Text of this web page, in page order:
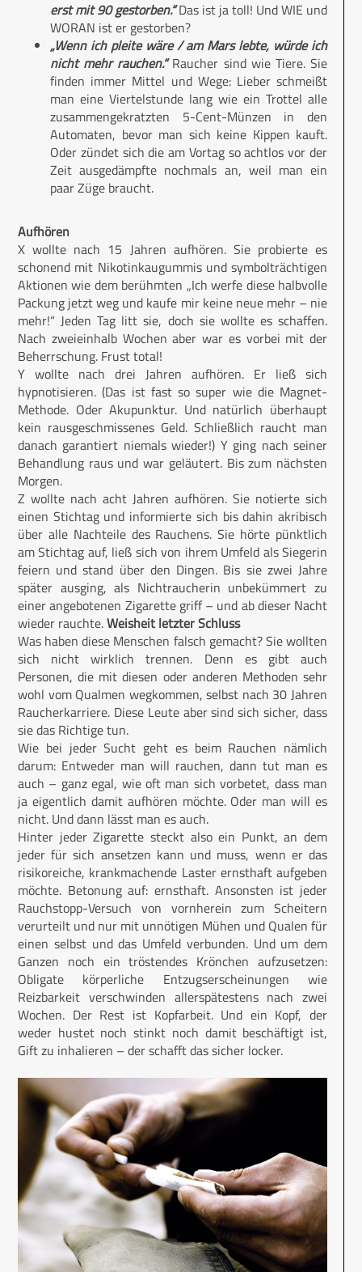
erst mit 90 gestorben.“Das ist ja toll! Und WIE und
WORAN ist er gestorben?
„Wenn ich pleite wäre / am Mars lebte, würde ich
nicht mehr rauchen.“Raucher sind wie Tiere. Sie
finden immer Mittel und Wege: Lieber schmeißt
man eine Viertelstunde lang wie ein Trottel alle
zusammengekratzten 5-Cent-Münzen in den
Automaten, bevor man sich keine Kippen kauft.
Oder zündet sich die am Vortag so achtlos vor der
Zeit ausgedämpfte nochmals an, weil man ein
paar Züge braucht.
Aufhören
X wollte nach 15 Jahren aufhören. Sie probierte es
schonend mit Nikotinkaugummis und symbolträchtigen
Aktionen wie dem berühmten „Ich werfe diese halbvolle
Packung jetzt weg und kaufe mir keine neue mehr – nie
mehr!“ Jeden Tag litt sie, doch sie wollte es schaffen.
Nach zweieinhalb Wochen aber war es vorbei mit der
Beherrschung. Frust total!
Y wollte nach drei Jahren aufhören. Er ließ sich
hypnotisieren. (Das ist fast so super wie die Magnet-
Methode. Oder Akupunktur. Und natürlich überhaupt
kein rausgeschmissenes Geld. Schließlich raucht man
danach garantiert niemals wieder!) Y ging nach seiner
Behandlung raus und war geläutert. Bis zum nächsten
Morgen.
Z wollte nach acht Jahren aufhören. Sie notierte sich
einen Stichtag und informierte sich bis dahin akribisch
über alle Nachteile des Rauchens. Sie hörte pünktlich
am Stichtag auf, ließ sich von ihrem Umfeld als Siegerin
feiern und stand über den Dingen. Bis sie zwei Jahre
später ausging, als Nichtraucherin unbekümmert zu
einer angebotenen Zigarette griff – und ab dieser Nacht
wieder rauchte.Weisheit letzter Schluss
Was haben diese Menschen falsch gemacht? Sie wollten
sich nicht wirklich trennen. Denn es gibt auch
Personen, die mit diesen oder anderen Methoden sehr
wohl vom Qualmen wegkommen, selbst nach 30 Jahren
Raucherkarriere. Diese Leute aber sind sich sicher, dass
sie das Richtige tun.
Wie bei jeder Sucht geht es beim Rauchen nämlich
darum: Entweder man will rauchen, dann tut man es
auch – ganz egal, wie oft man sich vorbetet, dass man
ja eigentlich damit aufhören möchte. Oder man will es
nicht. Und dann lässt man es auch.
Hinter jeder Zigarette steckt also ein Punkt, an dem
jeder für sich ansetzen kann und muss, wenn er das
risikoreiche, krankmachende Laster ernsthaft aufgeben
möchte. Betonung auf: ernsthaft. Ansonsten ist jeder
Rauchstopp-Versuch von vornherein zum Scheitern
verurteilt und nur mit unnötigen Mühen und Qualen für
einen selbst und das Umfeld verbunden. Und um dem
Ganzen noch ein tröstendes Krönchen aufzusetzen:
Obligate körperliche Entzugserscheinungen wie
Reizbarkeit verschwinden allerspätestens nach zwei
Wochen. Der Rest ist Kopfarbeit. Und ein Kopf, der
weder hustet noch stinkt noch damit beschäftigt ist,
Gift zu inhalieren – der schafft das sicher locker.